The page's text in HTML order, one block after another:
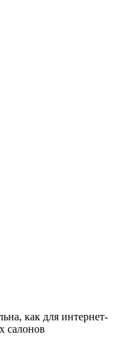
как для интернет-
салонов